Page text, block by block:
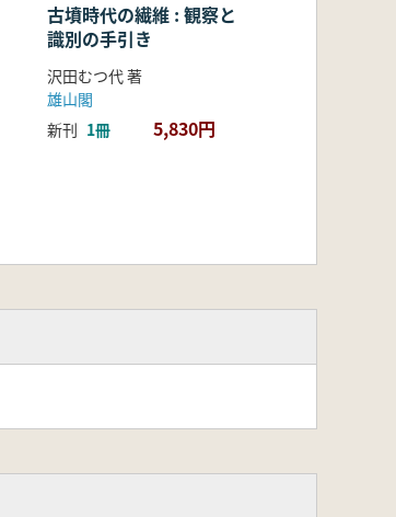
古墳時代の繊維 : 観察と
識別の手引き
沢田むつ代 著
雄山閣
新刊 1冊 5,830円